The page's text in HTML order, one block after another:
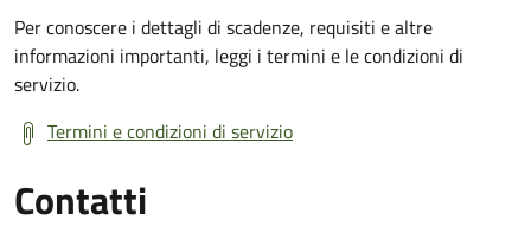
Per conoscere i dettagli di scadenze, requisiti e altre
informazioni importanti, leggi i termini e le condizioni di
servizio.
Termini e condizioni di servizio
Contatti